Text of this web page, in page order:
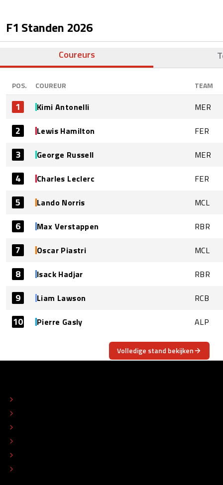
F1 Standen 2026
Coureurs
POS. COUREUR TEAM
1 Kimi Antonelli MER
2 Lewis Hamilton FER
3 George Russell MER
4 Charles Leclerc FER
5 Lando Norris MCL
6 Max Verstappen RBR
7 Oscar Piastri MCL
8 Isack Hadjar RBR
9 Liam Lawson RCB
10 Pierre Gasly ALP
Volledige stand bekijken